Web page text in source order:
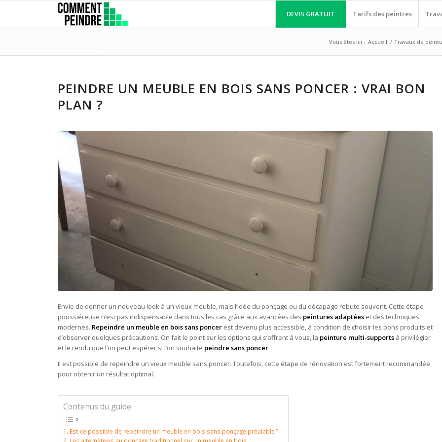
DEVIS GRATUIT Tarifs des peintres
Vous êtes ici : Accueil / Travaux de
PEINDRE UN MEUBLE EN BOIS SANS PONCER : VRAI BON
PLAN ?
Envie de donner un nouveau look à un vieux meuble, mais l’idée du ponçage ou du décapage rebute souvent. Cette étape
poussiéreuse n’est pas indispensable dans tous les cas grâce aux avancées des peintures adaptées et des techniques
modernes. Repeindre un meuble en bois sans poncer est devenu plus accessible, à condition de choisir les bons produits et
d’observer quelques précautions. On fait le point sur les options qui s’offrent à vous, la peinture multi-supports à privilégier
et le rendu que l’on peut espérer si l’on souhaite peindre sans poncer.
Il est possible de repeindre un vieux meuble sans poncer. Toutefois, cette étape de rénovation est fortement recommandée
pour obtenir un résultat optimal.
Contenus du guide
Est-ce possible de repeindre un meuble en bois sans ponçage préalable ?